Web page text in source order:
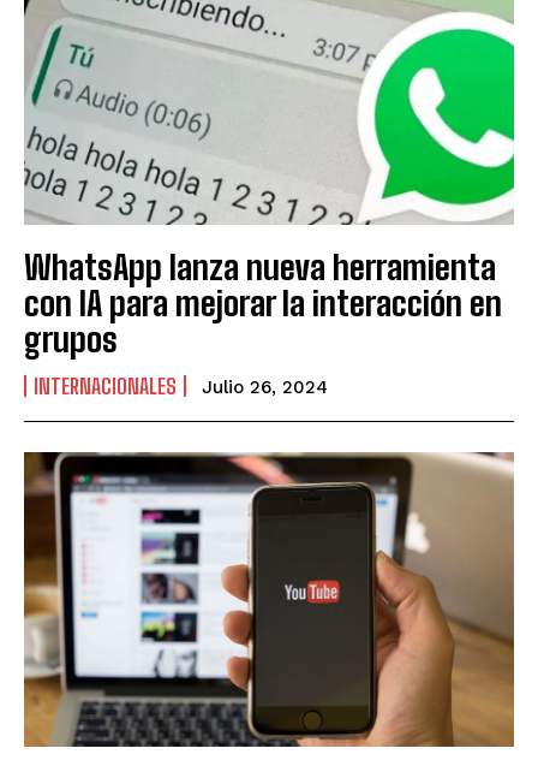
WhatsApp lanza nueva herramienta
con IA para mejorar la interacción en
grupos
INTERNACIONALES Julio 26, 2024